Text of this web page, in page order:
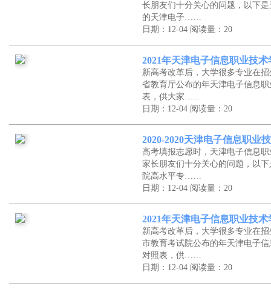
长朋友们十分关心的问题，以下
的天津电子……
日期：12-04 阅读量：20
2021年天津电子信息职业技
新高考改革后，大学很多专业在
省教育厅公布的年天津电子信息
表，供大家……
日期：12-04 阅读量：20
2020-2020天津电子信息职业
高考填报志愿时，天津电子信息
家长朋友们十分关心的问题，以
院高水平专……
日期：12-04 阅读量：20
2021年天津电子信息职业技
新高考改革后，大学很多专业在
市教育考试院公布的年天津电子
对照表，供……
日期：12-04 阅读量：20